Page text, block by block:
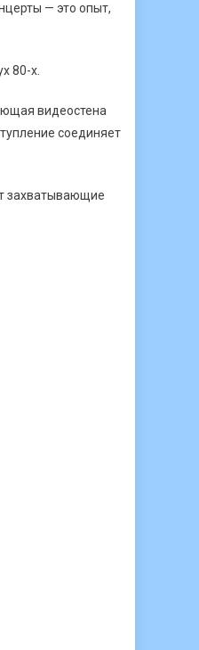
— это опыт,
80-х.
видеостена
соединяет
захватывающие